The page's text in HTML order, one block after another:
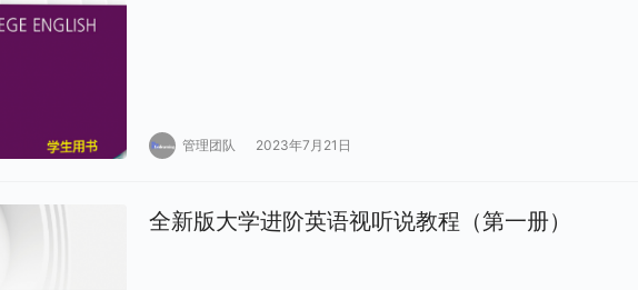
管理团队 2023年7月21日
全新版大学进阶英语视听说教程（第一册）